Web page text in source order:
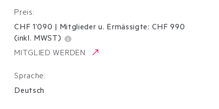
Preis:
CHF 1’090
Mitglieder u. Ermässigte: CHF990
(inkl. MWST)
MITGLIED WERDEN
Sprache:
Deutsch